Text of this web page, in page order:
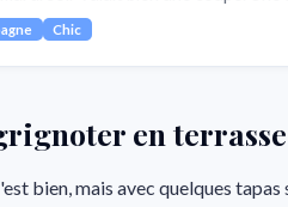
Chic
en terrasse
bien, mais avec quelques